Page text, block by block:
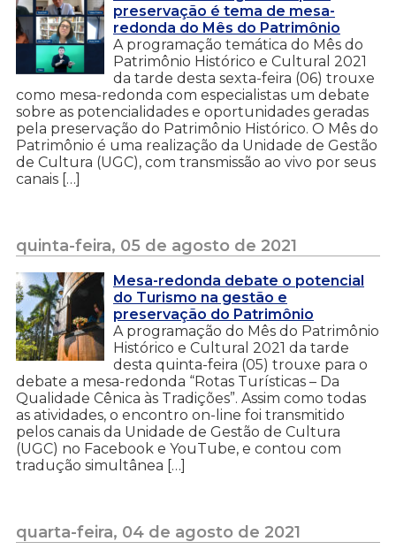
preservação é tema de mesa-
redonda do Mês do Patrimônio
A programação temática do Mês do
Patrimônio Histórico e Cultural 2021
da tarde desta sexta-feira (06) trouxe
como mesa-redonda com especialistas um debate
sobre as potencialidades e oportunidades geradas
pela preservação do Patrimônio Histórico. O Mês do
Patrimônio é uma realização da Unidade de Gestão
de Cultura (UGC), com transmissão ao vivo por seus
canais […]
quinta-feira, 05 de agosto de 2021
Mesa-redonda debate o potencial
do Turismo na gestão e
preservação do Patrimônio
A programação do Mês do Patrimônio
Histórico e Cultural 2021 da tarde
desta quinta-feira (05) trouxe para o
debate a mesa-redonda “Rotas Turísticas – Da
Qualidade Cênica às Tradições”. Assim como todas
as atividades, o encontro on-line foi transmitido
pelos canais da Unidade de Gestão de Cultura
(UGC) no Facebook e YouTube, e contou com
tradução simultânea […]
quarta-feira, 04 de agosto de 2021